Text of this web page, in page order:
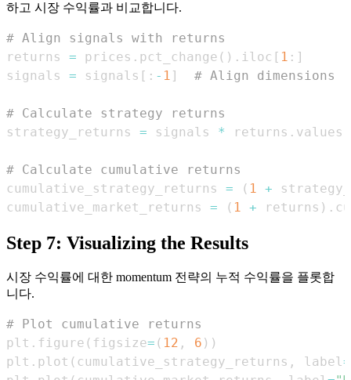
하고 시장 수익률과 비교합니다.
# Align signals with returns
returns = prices . pct_change ( ) . iloc [ 1 : ]
signals = signals [ : - 1 ] # Align dimensions
# Calculate strategy returns
strategy_returns = signals * returns .
# Calculate cumulative returns
cumulative_strategy_returns = ( 1 +
cumulative_market_returns = ( 1 + returns ) .
Step 7: Visualizing the Results
시장 수익률에 대한 momentum 전략의 누적 수익률을 플롯합
니다.
# Plot cumulative returns
plt . figure ( figsize= ( 12 , 6 ) )
plt . plot ( cumulative_strategy_returns , label =